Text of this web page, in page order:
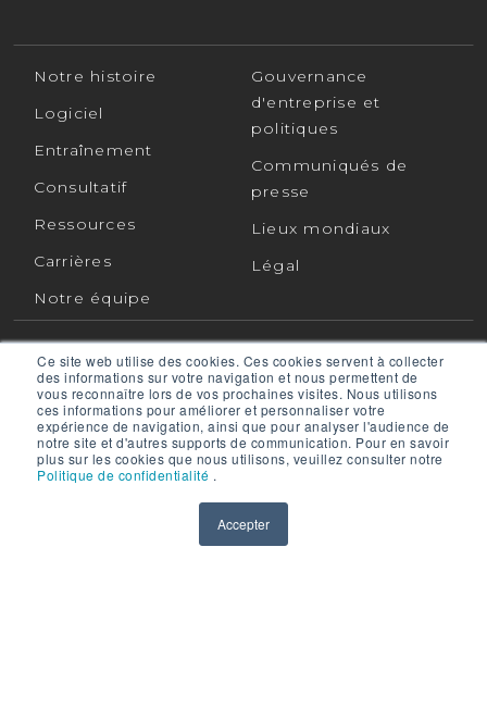
Ce site web utilise des cookies. Ces cookies servent à collecter
des informations sur votre navigation et nous permettent de
vous reconnaître lors de vos prochaines visites. Nous utilisons
ces informations pour améliorer et personnaliser votre
expérience de navigation, ainsi que pour analyser l'audience de
notre site et d'autres supports de communication. Pour en savoir
plus sur les cookies que nous utilisons, veuillez consulter notre
Politique de confidentialité .
Accepter
Notre histoire
Logiciel
Entraînement
Consultatif
Ressources
Carrières
Notre équipe
Gouvernance
d'entreprise et
politiques
Communiqués de
presse
Lieux mondiaux
Légal
CONTACTEZ-NOUS SOUTIEN
Suivez-nous sur :
RPMGLOBAL HOLDINGS PTY LTD. (RPMGLOBAL) ACN :